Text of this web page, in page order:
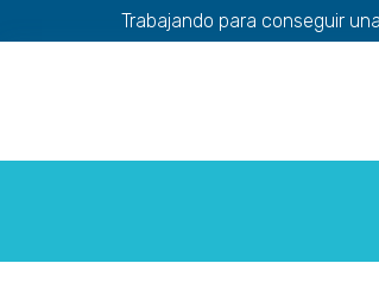
Trabajando para conseguir